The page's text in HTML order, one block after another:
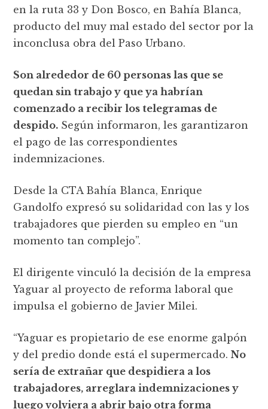
en la ruta 33 y Don Bosco, en Bahía Blanca,
producto del muy mal estado del sector por la
inconclusa obra del Paso Urbano.
Son alrededor de 60 personas las que se
quedan sin trabajo y que ya habrían
comenzado a recibir los telegramas de
despido. Según informaron, les garantizaron
el pago de las correspondientes
indemnizaciones.
Desde la CTA Bahía Blanca, Enrique
Gandolfo expresó su solidaridad con las y los
trabajadores que pierden su empleo en “un
momento tan complejo”.
El dirigente vinculó la decisión de la empresa
Yaguar al proyecto de reforma laboral que
impulsa el gobierno de Javier Milei.
“Yaguar es propietario de ese enorme galpón
y del predio donde está el supermercado.No
sería de extrañar que despidiera a los
trabajadores, arreglara indemnizaciones y
luego volviera a abrir bajo otra forma